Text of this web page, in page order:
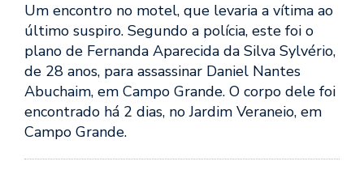
Um encontro no motel, que levaria a vítima ao
último suspiro. Segundo a polícia, este foi o
plano de Fernanda Aparecida da Silva Sylvério,
de 28 anos, para assassinar Daniel Nantes
Abuchaim, em Campo Grande. O corpo dele foi
encontrado há 2 dias, no Jardim Veraneio, em
Campo Grande.